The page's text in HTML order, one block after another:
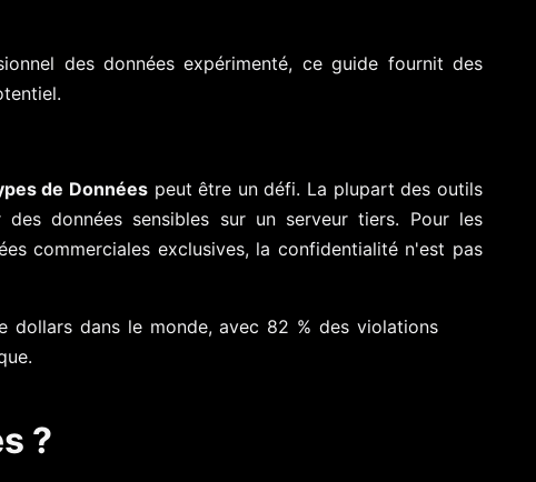
des données expérimenté, ce guide fournit des
de Donnéespeut être un défi. La plupart des outils
données sensibles sur un serveur tiers. Pour les
commerciales exclusives, la confidentialité n'est pas
dollars dans le monde, avec 82 % des violations
?